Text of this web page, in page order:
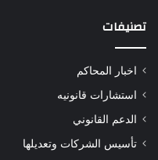
تصنيفات
اخبار المحاكم
استشارات قانونيه
الدعم القانوني
تأسيس الشركات وتعديلها